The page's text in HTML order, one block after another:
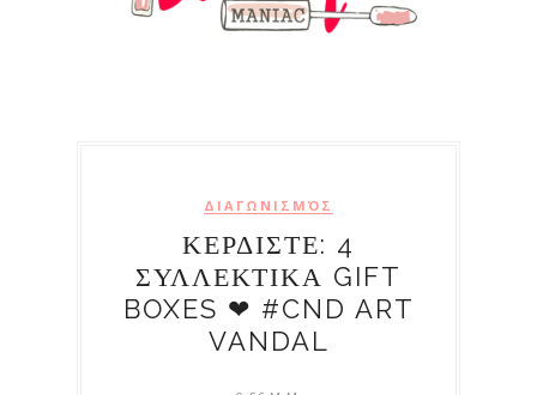
ΔΙΑΓΩΝΙΣΜΌΣ
ΚΕΡΔΙΣΤΕ: 4
ΣΥΛΛΕΚΤΙΚΑ GIFT
BOXES ❤ #CND ART
VANDAL